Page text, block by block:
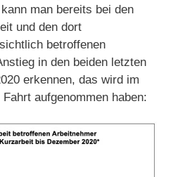
man bereits bei den
und den dort
betroffenen
in den beiden letzten
erkennen, das wird im
aufgenommen haben: